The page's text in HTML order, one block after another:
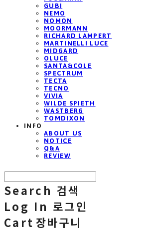
GUBI
NEMO
NOMON
MOORMANN
RICHARD LAMPERT
MARTINELLI LUCE
MIDGARD
OLUCE
SANTA&COLE
SPECTRUM
TECTA
TECNO
VIVIA
WILDE SPIETH
WASTBERG
TOMDIXON
INFO
ABOUT US
NOTICE
Q&A
REVIEW
Search 검색
Log In 로그인
Cart 장바구니